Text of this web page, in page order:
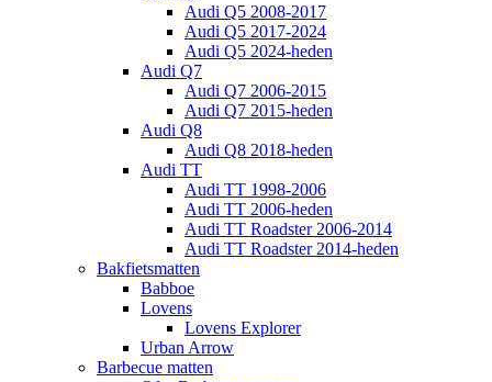
Audi Q5 2008-2017
Audi Q5 2017-2024
Audi Q5 2024-heden
Audi Q7
Audi Q7 2006-2015
Audi Q7 2015-heden
Audi Q8
Audi Q8 2018-heden
Audi TT
Audi TT 1998-2006
Audi TT 2006-heden
Audi TT Roadster 2006-2014
Audi TT Roadster 2014-heden
Bakfietsmatten
Babboe
Lovens
Lovens Explorer
Urban Arrow
Barbecue matten